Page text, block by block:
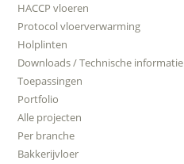
HACCP vloeren
Protocol vloerverwarming
Holplinten
Downloads / Technische informatie
Toepassingen
Portfolio
Alle projecten
Per branche
Bakkerijvloer